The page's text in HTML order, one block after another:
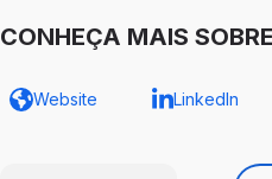
CONHEÇA MAIS
Website LinkedIn